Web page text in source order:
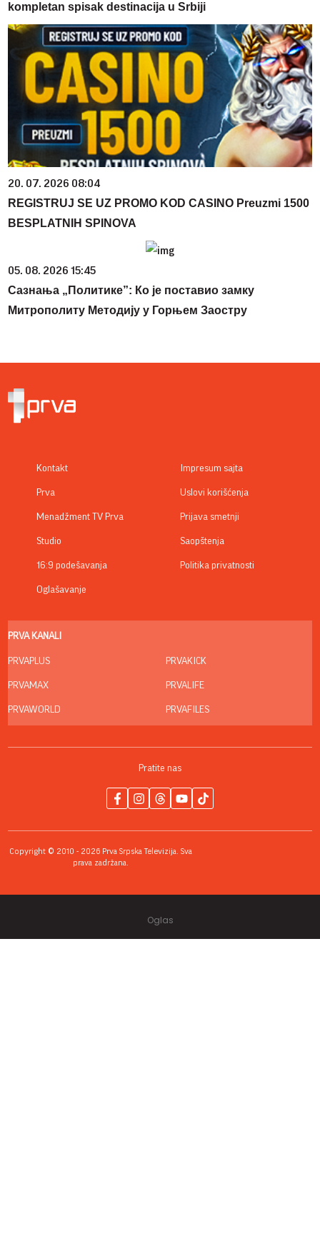
kompletan spisak destinacija u Srbiji
20. 07. 2026 08:04
REGISTRUJ SE UZ PROMO KOD CASINO Preuzmi 1500
BESPLATNIH SPINOVA
05. 08. 2026 15:45
Сазнања „Политике”: Ко је поставио замку
Митрополиту Методију у Горњем Заостру
Kontakt
Prva
Menadžment TV Prva
Studio
16:9 podešavanja
Oglašavanje
Impresum sajta
Uslovi korišćenja
Prijava smetnji
Saopštenja
Politika privatnosti
PRVA KANALI
PRVAPLUS
PRVAMAX
PRVAWORLD
PRVAKICK
PRVALIFE
PRVAFILES
Pratite nas
Copyright © 2010 - 2026 Prva Srpska Televizija. Sva
prava zadržana.